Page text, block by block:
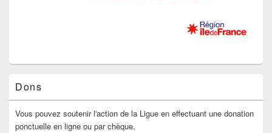
Dons
Vous pouvez soutenir l'action de la Ligue en effectuant une donation
ponctuelle en ligne ou par chèque.